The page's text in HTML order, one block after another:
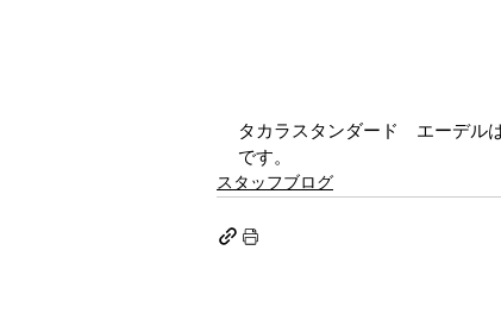
タカラスタンダード　エーデル
です。
スタッフブログ